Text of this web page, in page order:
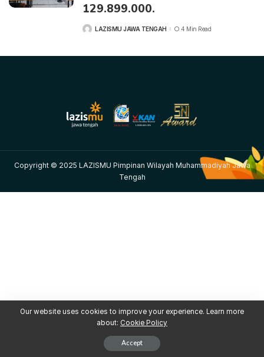
129.899.000.
LAZISMU JAWA TENGAH 4 Min Read
Copyright © 2025 LAZISMU Pimpinan Wilayah Muhammadiyah Jawa
Tengah
Our website uses cookies to improve your experience. Learn more
about: Cookie Policy
Accept